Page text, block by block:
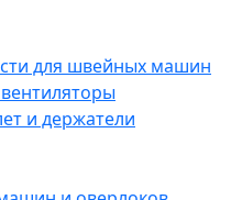
для швейных машин
и держатели